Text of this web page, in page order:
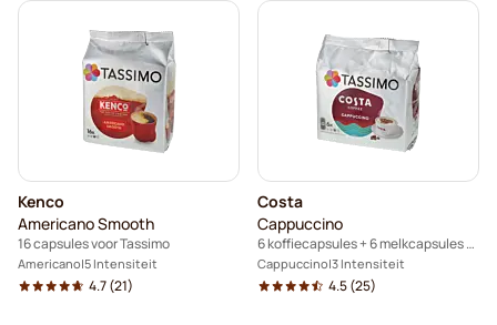
Kenco
Americano Smooth
16 capsules voor Tassimo
Americano 5 Intensiteit
4.7(21)
Costa
Cappuccino
6 koffiecapsules + 6 melkcapsules voor Tassimo
Cappuccino 3 Intensiteit
4.5(25)